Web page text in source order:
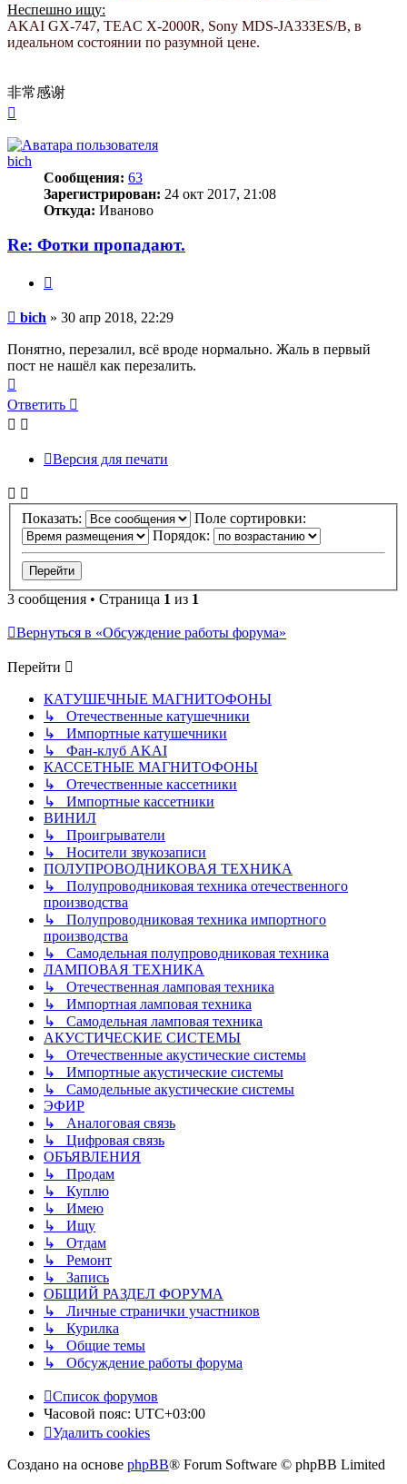
Неспешно ищу:
AKAI GX-747, TEAC X-2000R, Sony MDS-JA333ES/B, в
идеальном состоянии по разумной цене.
非常感谢
началу
bich
Сообщения: 63
Зарегистрирован: 24 окт 2017, 21:08
Откуда: Иваново
Re: Фотки пропадают.
Сообщение
bich » 30 апр 2018, 22:29
Понятно, перезалил, всё вроде нормально. Жаль в первый
пост не нашёл как перезалить.
к
началу
Ответить
Версия для печати
Показать:
Поле сортировки:
Порядок:
3 сообщения • Страница 1 из 1
Вернуться в «Обсуждение работы форума»
Перейти
КАТУШЕЧНЫЕ МАГНИТОФОНЫ
↳ Отечественные катушечники
↳ Импортные катушечники
↳ Фан-клуб AKAI
КАССЕТНЫЕ МАГНИТОФОНЫ
↳ Отечественные кассетники
↳ Импортные кассетники
ВИНИЛ
↳ Проигрыватели
↳ Носители звукозаписи
ПОЛУПРОВОДНИКОВАЯ ТЕХНИКА
↳ Полупроводниковая техника отечественного
производства
↳ Полупроводниковая техника импортного
производства
↳ Самодельная полупроводниковая техника
ЛАМПОВАЯ ТЕХНИКА
↳ Отечественная ламповая техника
↳ Импортная ламповая техника
↳ Самодельная ламповая техника
АКУСТИЧЕСКИЕ СИСТЕМЫ
↳ Отечественные акустические системы
↳ Импортные акустические системы
↳ Самодельные акустические системы
ЭФИР
↳ Аналоговая связь
↳ Цифровая связь
ОБЪЯВЛЕНИЯ
↳ Продам
↳ Куплю
↳ Имею
↳ Ищу
↳ Отдам
↳ Ремонт
↳ Запись
ОБЩИЙ РАЗДЕЛ ФОРУМА
↳ Личные странички участников
↳ Курилка
↳ Общие темы
↳ Обсуждение работы форума
Список форумов
Часовой пояс: UTC+03:00
Удалить cookies
Создано на основе phpBB® Forum Software © phpBB Limited